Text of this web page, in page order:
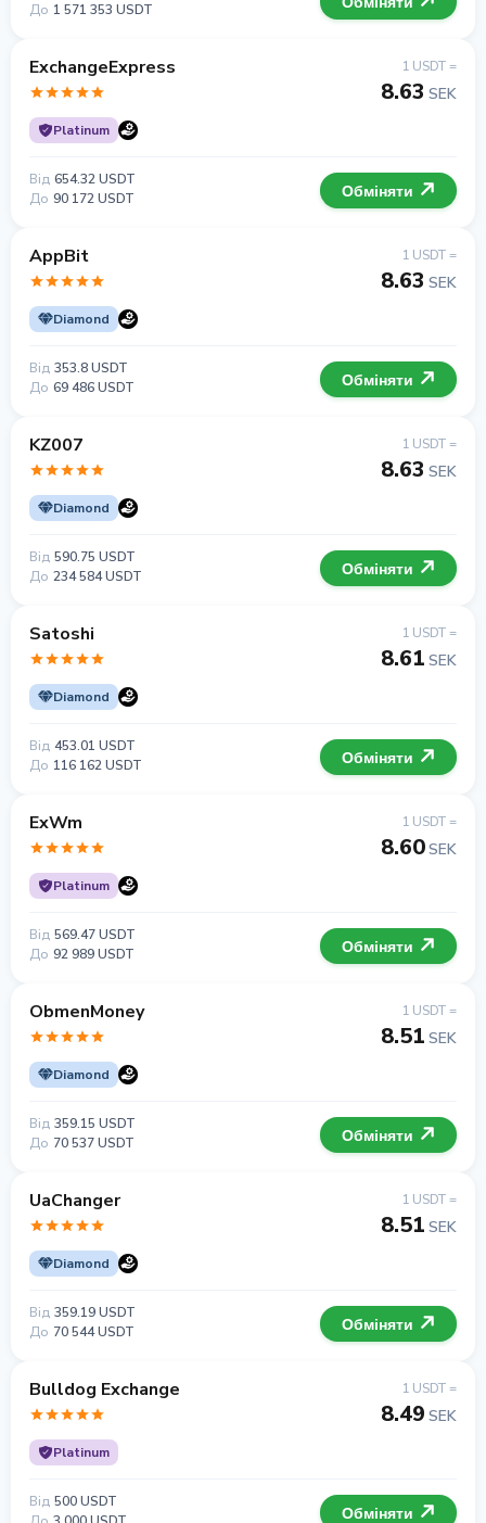
До 1 571 353 USDT
ExchangeExpress
Platinum
1 USDT =
8.63 SEK
Від 654.32 USDT
До 90 172 USDT Обміняти
AppBit
Diamond
1 USDT =
8.63 SEK
Від 353.8 USDT
До 69 486 USDT Обміняти
KZ007
Diamond
1 USDT =
8.63 SEK
Від 590.75 USDT
До 234 584 USDT Обміняти
Satoshi
Diamond
1 USDT =
8.61 SEK
Від 453.01 USDT
До 116 162 USDT Обміняти
ExWm
Platinum
1 USDT =
8.60SEK
Від 569.47 USDT
До 92 989 USDT Обміняти
ObmenMoney
Diamond
1 USDT =
8.51 SEK
Від 359.15 USDT
До 70 537 USDT Обміняти
UaChanger
Diamond
1 USDT =
8.51 SEK
Від 359.19 USDT
До 70 544 USDT Обміняти
Bulldog Exchange
Platinum
1 USDT =
8.49 SEK
Від 500 USDT
Обміняти